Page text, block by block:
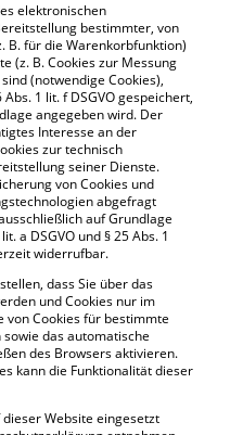
elektronischen
bestimmter, von
B. für die Warenkorbfunktion)
(z. B. Cookies zur Messung
(notwendige Cookies),
1 lit. f DSGVO gespeichert,
angegeben wird. Der
Interesse an der
zur technisch
seiner Dienste.
von Cookies und
abgefragt
auf Grundlage
a DSGVO und § 25 Abs. 1
widerrufbar.
dass Sie über das
und Cookies nur im
von Cookies für bestimmte
das automatische
des Browsers aktivieren.
kann die Funktionalität dieser
Website eingesetzt